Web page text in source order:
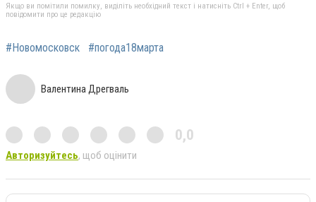
Якщо ви помітили помилку, виділіть необхідний текст і натисніть Ctrl + Enter, щоб
повідомити про це редакцію
#Новомосковск #погода18марта
Валентина Дрегваль
0,0
Авторизуйтесь, щоб оцінити